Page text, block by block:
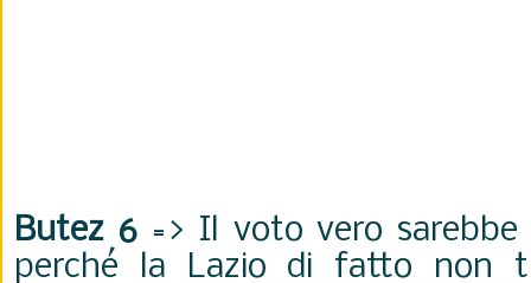
Butez 6 => Il voto vero sarebbe
perché la Lazio di fatto non